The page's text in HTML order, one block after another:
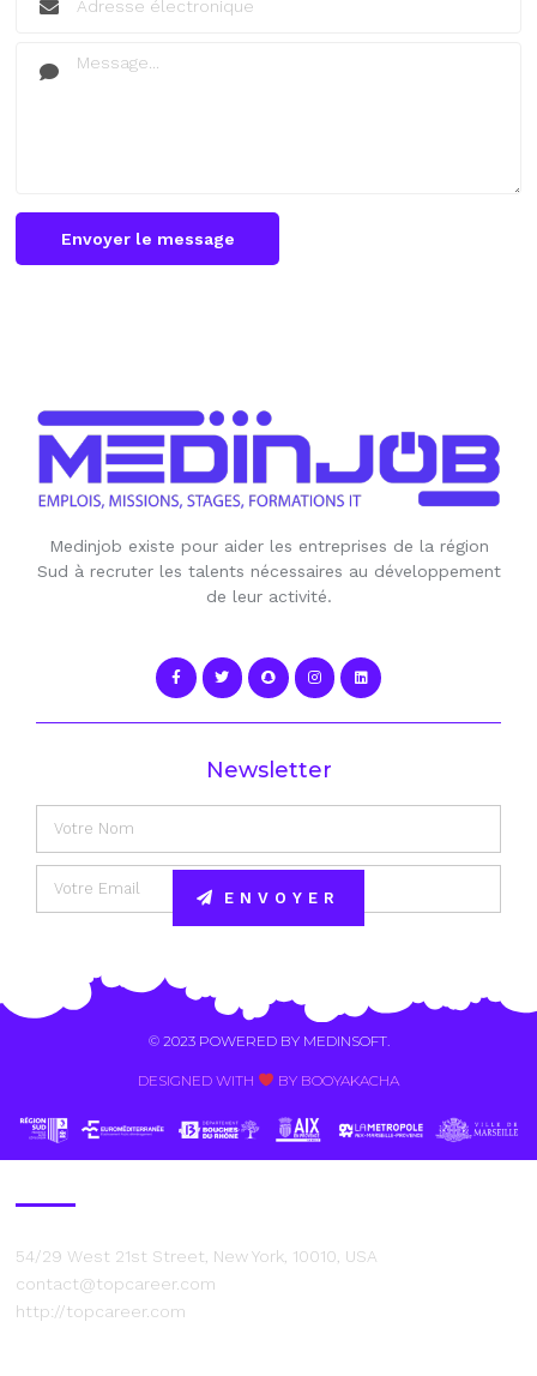
Envoyer le message
Medinjob existe pour aider les entreprises de la région
Sud à recruter les talents nécessaires au développement
de leur activité.
Newsletter
ENVOYER
© 2023 POWERED BY MEDINSOFT.
DESIGNED WITH BY BOOYAKACHA​
54/29 West 21st Street, New York, 10010, USA
contact@topcareer.com
http://topcareer.com